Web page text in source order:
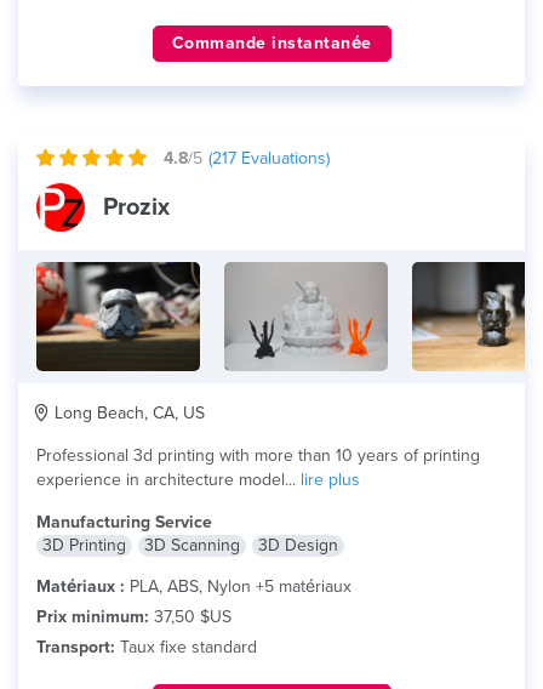
Commande instantanée
4.8/5 (217 Evaluations)
Prozix
Long Beach, CA, US
Professional 3d printing with more than 10 years of printing
experience in architecture model... lire plus
Manufacturing Service
3D Printing
3D Scanning
3D Design
Matériaux : PLA, ABS, Nylon +5 matériaux
Prix minimum: 37,50 $US
Transport: Taux fixe standard